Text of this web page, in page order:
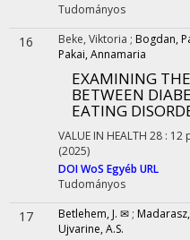
Tudományos
16 Beke, Viktoria ; Bogdan,
Pakai, Annamaria
EXAMINING
BETWEEN
EATING
VALUE IN HEALTH 28 : 12
(2025)
DOIWoS Egyéb URL
Tudományos
17 Betlehem, J. ✉ ;
Ujvarine, A.S.